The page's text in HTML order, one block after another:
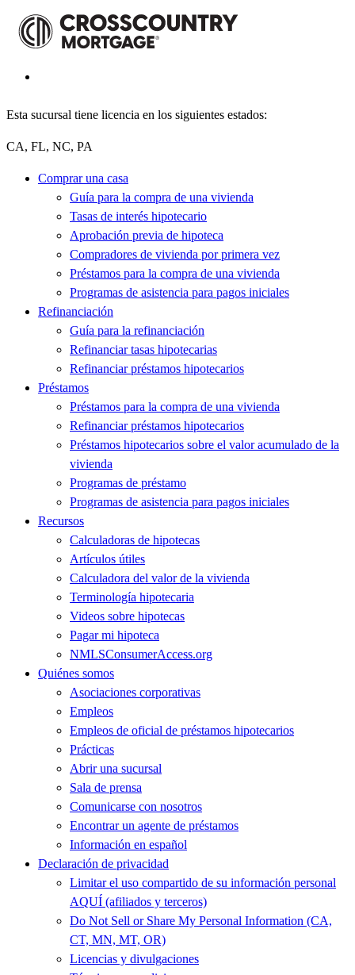
Esta sucursal tiene licencia en los siguientes estados:
CA, FL, NC, PA
Comprar una casa
Guía para la compra de una vivienda
Tasas de interés hipotecario
Aprobación previa de hipoteca
Compradores de vivienda por primera vez
Préstamos para la compra de una vivienda
Programas de asistencia para pagos iniciales
Refinanciación
Guía para la refinanciación
Refinanciar tasas hipotecarias
Refinanciar préstamos hipotecarios
Préstamos
Préstamos para la compra de una vivienda
Refinanciar préstamos hipotecarios
Préstamos hipotecarios sobre el valor acumulado de la
vivienda
Programas de préstamo
Programas de asistencia para pagos iniciales
Recursos
Calculadoras de hipotecas
Artículos útiles
Calculadora del valor de la vivienda
Terminología hipotecaria
Videos sobre hipotecas
Pagar mi hipoteca
NMLSConsumerAccess.org
Quiénes somos
Asociaciones corporativas
Empleos
Empleos de oficial de préstamos hipotecarios
Prácticas
Abrir una sucursal
Sala de prensa
Comunicarse con nosotros
Encontrar un agente de préstamos
Información en español
Declaración de privacidad
Limitar el uso compartido de su información personal
AQUÍ (afiliados y terceros)
Do Not Sell or Share My Personal Information (CA,
CT, MN, MT, OR)
Licencias y divulgaciones